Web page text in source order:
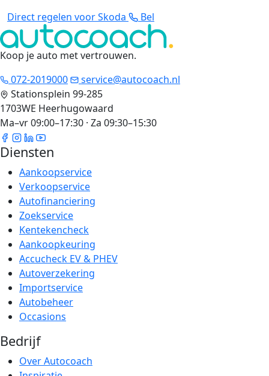
Direct regelen voor Skoda
Bel
Koop je auto met vertrouwen.
072-2019000
service@autocoach.nl
Stationsplein 99-285
1703WE Heerhugowaard
Ma–vr 09:00–17:30 · Za 09:30–15:30
Diensten
Aankoopservice
Verkoopservice
Autofinanciering
Zoekservice
Kentekencheck
Aankoopkeuring
Accucheck EV & PHEV
Autoverzekering
Importservice
Autobeheer
Occasions
Bedrijf
Over Autocoach